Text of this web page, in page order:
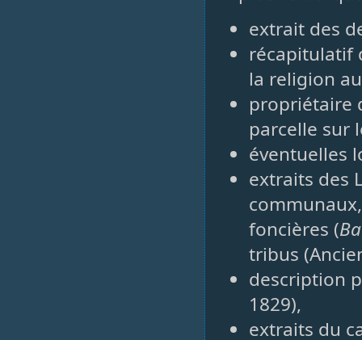
extrait des
récapitulatif
la religion
propriétaire
parcelle sur
éventuelles
extraits des
foncières (
tribus
description
1829),
extraits du